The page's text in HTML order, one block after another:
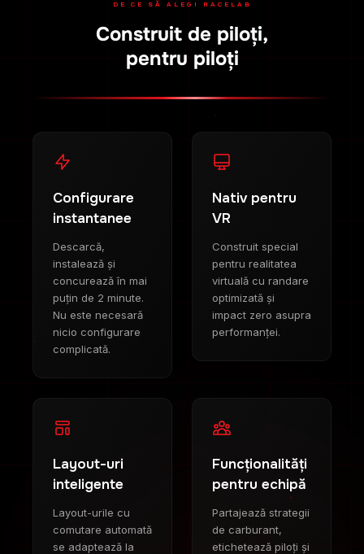
DE CE SĂ ALEGI RACELAB
Construit de piloți,
pentru piloți
Configurare
instantanee
Descarcă,
instalează și
concurează în mai
puțin de 2 minute.
Nu este necesară
nicio configurare
complicată.
Nativ pentru
VR
Construit special
pentru realitatea
virtuală cu randare
optimizată și
impact zero asupra
performanței.
Layout-uri
inteligente
Layout-urile cu
comutare automată
se adaptează la
Funcționalități
pentru echipă
Partajează strategii
de carburant,
etichetează piloți și